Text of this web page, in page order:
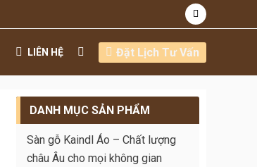
LIÊN HỆ Đặt Lịch Tư Vấn
DANH MỤC SẢN PHẨM
Sàn gỗ Kaindl Áo – Chất lượng
châu Âu cho mọi không gian